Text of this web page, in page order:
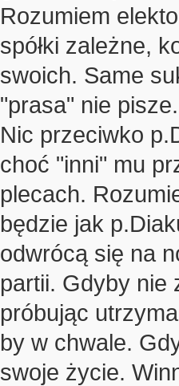
Rozumiem
spółki zależne,
swoich. Same
"prasa" nie pisze.
Nic przeciwko
choć "inni" mu
plecach.
będzie jak
odwrócą się na
partii. Gdyby nie
próbując
by w chwale.
swoje życie.